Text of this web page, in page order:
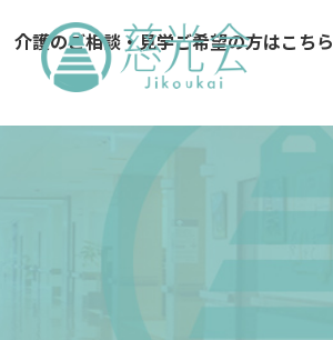
介護のご相談・見学ご希望の方はこちら